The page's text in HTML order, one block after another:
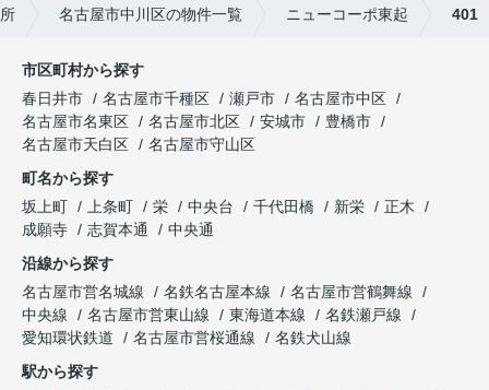
名古屋市中川区の物件一覧 ニューコーポ東起 401
市区町村から探す
春日井市
名古屋市千種区 瀬戸市
名古屋市中区
名古屋市名東区
名古屋市北区 安城市
豊橋市
名古屋市天白区
名古屋市守山区
町名から探す
坂上町
上条町 栄 中央台 千代田橋 新栄
正木
成願寺
志賀本通
中央通
沿線から探す
名古屋市営名城線
名鉄名古屋本線
名古屋市営鶴舞線
中央線
名古屋市営東山線 東海道本線
名鉄瀬戸線
愛知環状鉄道
名古屋市営桜通線
名鉄犬山線
駅から探す